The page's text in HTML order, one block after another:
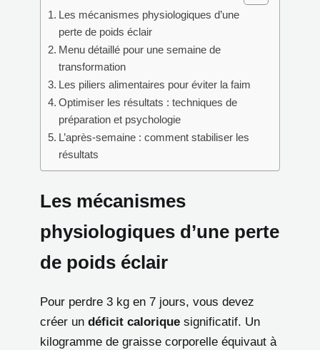
Les mécanismes physiologiques d’une
perte de poids éclair
Menu détaillé pour une semaine de
transformation
Les piliers alimentaires pour éviter la faim
Optimiser les résultats : techniques de
préparation et psychologie
L’après-semaine : comment stabiliser les
résultats
Les mécanismes
physiologiques d’une perte
de poids éclair
Pour perdre 3 kg en 7 jours, vous devez
créer un déficit calorique significatif. Un
kilogramme de graisse corporelle équivaut à